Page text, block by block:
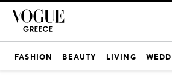
FASHION BEAUTY LIVING